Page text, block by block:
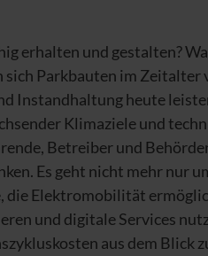
erhalten und gestalten?
Parkbauten im Zeitalter
Instandhaltung heute
Klimaziele und
Betreiber und
Es geht nicht mehr nur
die Elektromobilität
und digitale Services
aus dem Blick